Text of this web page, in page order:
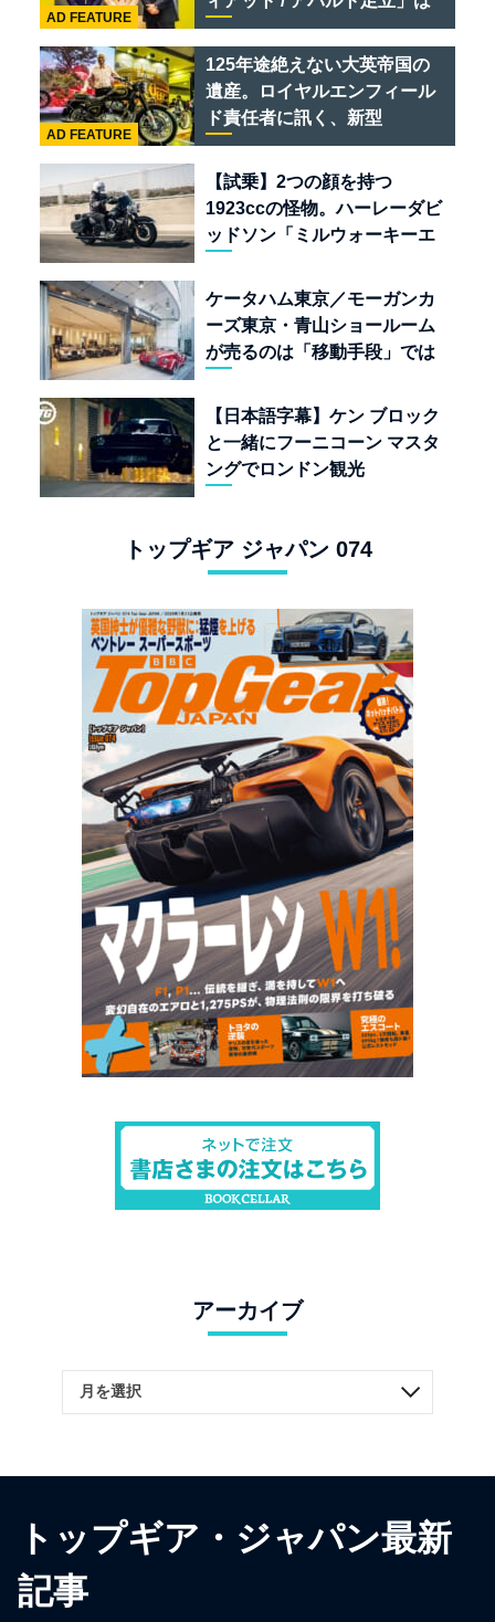
クルマのセレクトショップで
ある
AD FEATURE
125年途絶えない大英帝国の
遺産。ロイヤルエンフィール
ド責任者に訊く、新型
「BULLET 650」と“時間の
質”を愛する理由
AD FEATURE
【試乗】2つの顔を持つ
1923ccの怪物。ハーレーダビ
ッドソン「ミルウォーキーエ
ケータハム東京／モーガンカ
ーズ東京・青山ショールーム
が売るのは「移動手段」では
【日本語字幕】ケン ブロック
と一緒にフーニコーン マスタ
ングでロンドン観光
トップギア ジャパン 074
アーカイブ
トップギア・ジャパン最新
記事